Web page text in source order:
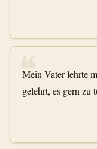
❝
Mein Vater lehrte
gelehrt, es gern zu